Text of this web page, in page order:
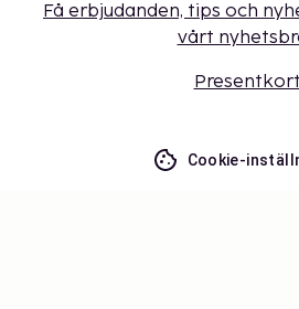
Få erbjudanden, tips och
vårt
Presentkort
Cookie-